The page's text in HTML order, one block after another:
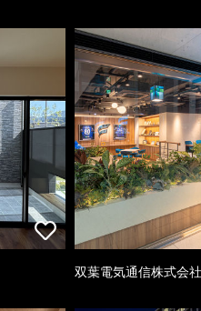
双葉電気通信株式会